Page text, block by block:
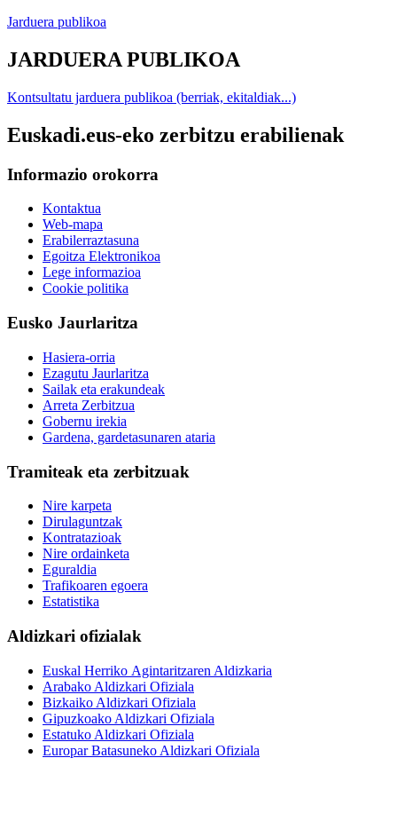
Jarduera publikoa
JARDUERA PUBLIKOA
Kontsultatu jarduera publikoa (berriak, ekitaldiak...)
Euskadi.eus-eko zerbitzu erabilienak
Informazio orokorra
Kontaktua
Web-mapa
Erabilerraztasuna
Egoitza Elektronikoa
Lege informazioa
Cookie politika
Eusko Jaurlaritza
Hasiera-orria
Ezagutu Jaurlaritza
Sailak eta erakundeak
Arreta Zerbitzua
Gobernu irekia
Gardena, gardetasunaren ataria
Tramiteak eta zerbitzuak
Nire karpeta
Dirulaguntzak
Kontratazioak
Nire ordainketa
Eguraldia
Trafikoaren egoera
Estatistika
Aldizkari ofizialak
Euskal Herriko Agintaritzaren Aldizkaria
Arabako Aldizkari Ofiziala
Bizkaiko Aldizkari Ofiziala
Gipuzkoako Aldizkari Ofiziala
Estatuko Aldizkari Ofiziala
Europar Batasuneko Aldizkari Ofiziala